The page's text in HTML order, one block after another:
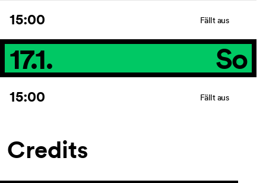
15:00 Fällt aus
17.1. So
15:00 Fällt aus
Credits